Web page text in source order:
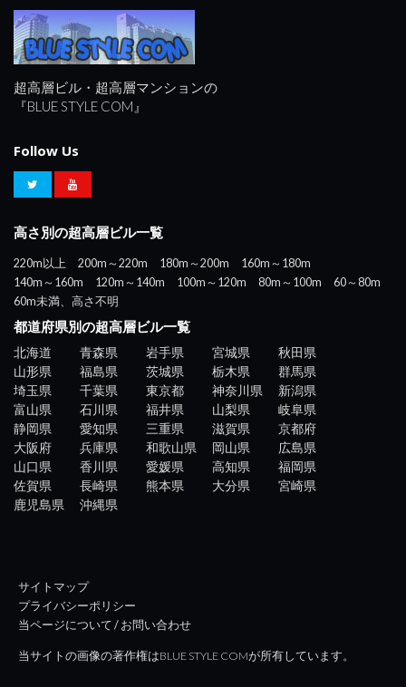
超高層ビル・超高層マンションの
『BLUE STYLE COM』
Follow Us
高さ別の超高層ビル一覧
220m以上 200m～220m 180m～200m
160m～180m
140m～160m
120m～140m 100m～120m 80m～100m
60～80m
60m未満、高さ不明
都道府県別の超高層ビル一覧
北海道 青森県 岩手県 宮城県
秋田県
山形県
福島県 茨城県 栃木県
群馬県
埼玉県
千葉県 東京都 神奈川県
新潟県
富山県
石川県 福井県 山梨県
岐阜県
静岡県
愛知県 三重県 滋賀県
京都府
大阪府
兵庫県 和歌山県 岡山県
広島県
山口県
香川県 愛媛県 高知県
福岡県
佐賀県
長崎県 熊本県 大分県
宮崎県
鹿児島県
沖縄県
サイトマップ
プライバシーポリシー
当ページについて / お問い合わせ
当サイトの画像の著作権はBLUE STYLE COMが所有しています。